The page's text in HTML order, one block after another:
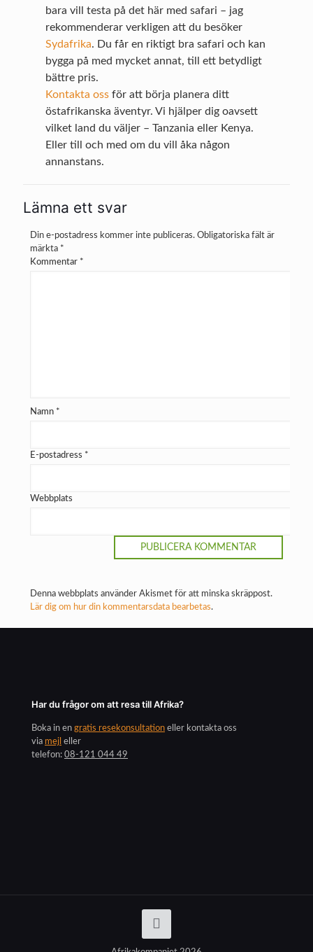
bara vill testa på det här med safari – jag
rekommenderar verkligen att du besöker
Sydafrika. Du får en riktigt bra safari och kan
bygga på med mycket annat, till ett betydligt
bättre pris.
Kontakta oss för att börja planera ditt
östafrikanska äventyr. Vi hjälper dig oavsett
vilket land du väljer – Tanzania eller Kenya.
Eller till och med om du vill åka någon
annanstans.
Lämna ett svar
Din e-postadress kommer inte publiceras. Obligatoriska fält är
märkta *
Kommentar *
Namn *
E-postadress *
Webbplats
Denna webbplats använder Akismet för att minska skräppost.
Lär dig om hur din kommentarsdata bearbetas.
Har du frågor om att resa till Afrika?
Boka in en gratis resekonsultation eller kontakta oss
via mejl eller
telefon: 08-121 044 49